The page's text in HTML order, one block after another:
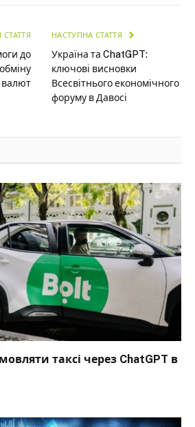
до
валют
НАСТУПНА СТАТТЯ
Україна та ChatGPT:
ключові висновки
Всесвітнього економічного
форуму в Давосі
таксі через ChatGPT в